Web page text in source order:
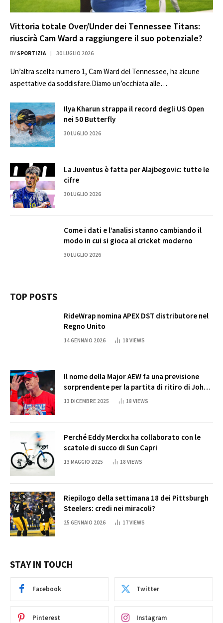
Vittoria totale Over/Under dei Tennessee Titans:
riuscirà Cam Ward a raggiungere il suo potenziale?
BY SPORTIZIA 30 LUGLIO 2026
Un’altra scelta numero 1, Cam Ward del Tennessee, ha alcune
aspettative da soddisfare.Diamo un’occhiata alle…
Ilya Kharun strappa il record degli US Open
nei 50 Butterfly
30 LUGLIO 2026
La Juventus è fatta per Alajbegovic: tutte le
cifre
30 LUGLIO 2026
Come i dati e l’analisi stanno cambiando il
modo in cui si gioca al cricket moderno
30 LUGLIO 2026
TOP POSTS
RideWrap nomina APEX DST distributore nel
Regno Unito
14 GENNAIO 2026 18 VIEWS
Il nome della Major AEW fa una previsione
sorprendente per la partita di ritiro di John
Cena
13 DICEMBRE 2025 18 VIEWS
Perché Eddy Merckx ha collaborato con le
scatole di succo di Sun Capri
13 MAGGIO 2025 18 VIEWS
Riepilogo della settimana 18 dei Pittsburgh
Steelers: credi nei miracoli?
25 GENNAIO 2026 17VIEWS
STAY IN TOUCH
Facebook Twitter
Pinterest Instagram